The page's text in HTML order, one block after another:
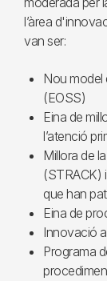
l’àrea
van ser:
Nou model
(EOSS)
Eina de
l’atenció
Millora de
(STRACK)
que han
Eina de
Innovació
Programa